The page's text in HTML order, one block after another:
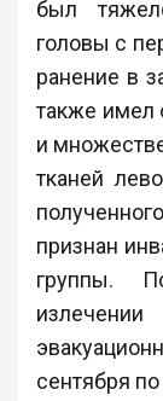
был
головы с
ранение в
также имел
и
тканей
признан
группы.
сентября